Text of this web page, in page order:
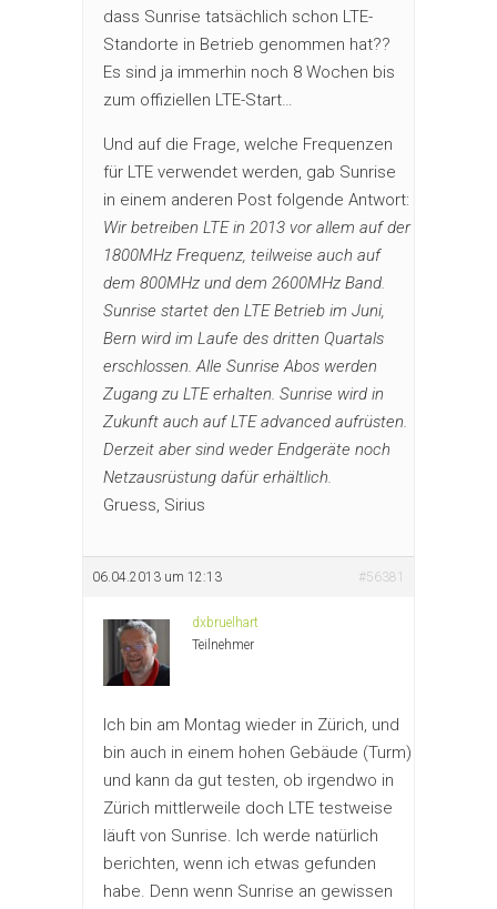
dass Sunrise tatsächlich schon LTE-
Standorte in Betrieb genommen hat??
Es sind ja immerhin noch 8 Wochen bis
zum offiziellen LTE-Start…
Und auf die Frage, welche Frequenzen
für LTE verwendet werden, gab Sunrise
in einem anderen Post folgende Antwort:
Wir betreiben LTE in 2013 vor allem auf der
1800MHz Frequenz, teilweise auch auf
dem 800MHz und dem 2600MHz Band.
Sunrise startet den LTE Betrieb im Juni,
Bern wird im Laufe des dritten Quartals
erschlossen. Alle Sunrise Abos werden
Zugang zu LTE erhalten. Sunrise wird in
Zukunft auch auf LTE advanced aufrüsten.
Derzeit aber sind weder Endgeräte noch
Netzausrüstung dafür erhältlich.
Gruess, Sirius
06.04.2013 um 12:13 #56381
dxbruelhart
Teilnehmer
Ich bin am Montag wieder in Zürich, und
bin auch in einem hohen Gebäude (Turm)
und kann da gut testen, ob irgendwo in
Zürich mittlerweile doch LTE testweise
läuft von Sunrise. Ich werde natürlich
berichten, wenn ich etwas gefunden
habe. Denn wenn Sunrise an gewissen